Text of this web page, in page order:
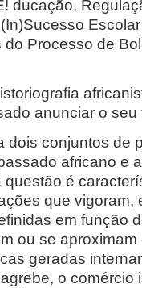
ducação,
Processo de
anunciar o seu
dois conjuntos de
africano e
questão é
que vigoram,
em função
ou se
geradas
o comércio